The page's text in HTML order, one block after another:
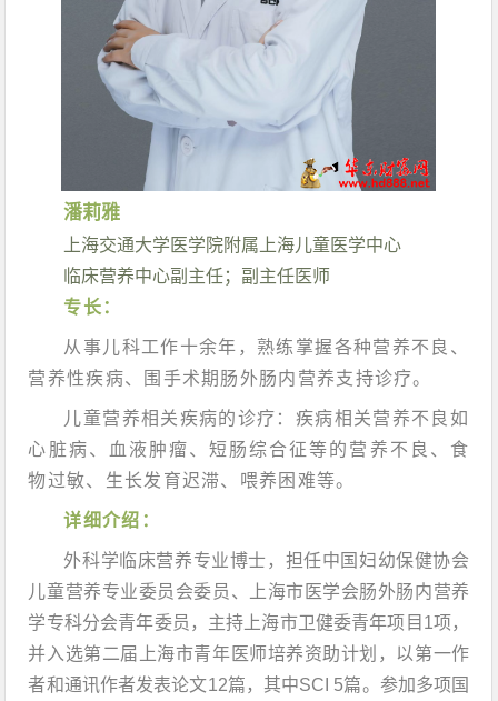
潘莉雅
上海交通大学医学院附属上海儿童医学中心
临床营养中心副主任；副主任医师
专长：
从事儿科工作十余年，熟练掌握各种营养不良、
营养性疾病、围手术期肠外肠内营养支持诊疗。
儿童营养相关疾病的诊疗：疾病相关营养不良如
心脏病、血液肿瘤、短肠综合征等的营养不良、食
物过敏、生长发育迟滞、喂养困难等。
详细介绍：
外科学临床营养专业博士，担任中国妇幼保健协会
儿童营养专业委员会委员、上海市医学会肠外肠内营养
学专科分会青年委员，主持上海市卫健委青年项目1项，
并入选第二届上海市青年医师培养资助计划，以第一作
者和通讯作者发表论文12篇，其中SCI 5篇。参加多项国